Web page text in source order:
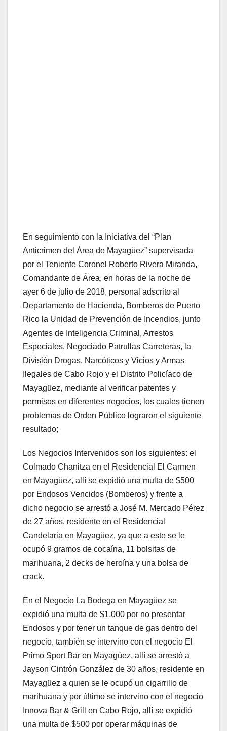
En seguimiento con la Iniciativa del “Plan
Anticrimen del Área de Mayagüez” supervisada
por el Teniente Coronel Roberto Rivera Miranda,
Comandante de Área, en horas de la noche de
ayer 6 de julio de 2018, personal adscrito al
Departamento de Hacienda, Bomberos de Puerto
Rico la Unidad de Prevención de Incendios, junto
Agentes de Inteligencia Criminal, Arrestos
Especiales, Negociado Patrullas Carreteras, la
División Drogas, Narcóticos y Vicios y Armas
Ilegales de Cabo Rojo y el Distrito Policíaco de
Mayagüez, mediante al verificar patentes y
permisos en diferentes negocios, los cuales tienen
problemas de Orden Público lograron el siguiente
resultado;
Los Negocios Intervenidos son los siguientes: el
Colmado Chanitza en el Residencial El Carmen
en Mayagüez, allí se expidió una multa de $500
por Endosos Vencidos (Bomberos) y frente a
dicho negocio se arrestó a José M. Mercado Pérez
de 27 años, residente en el Residencial
Candelaria en Mayagüez, ya que a este se le
ocupó 9 gramos de cocaína, 11 bolsitas de
marihuana, 2 decks de heroína y una bolsa de
crack.
En el Negocio La Bodega en Mayagüez se
expidió una multa de $1,000 por no presentar
Endosos y por tener un tanque de gas dentro del
negocio, también se intervino con el negocio El
Primo Sport Bar en Mayagüez, allí se arrestó a
Jayson Cintrón González de 30 años, residente en
Mayagüez a quien se le ocupó un cigarrillo de
marihuana y por último se intervino con el negocio
Innova Bar & Grill en Cabo Rojo, allí se expidió
una multa de $500 por operar máquinas de